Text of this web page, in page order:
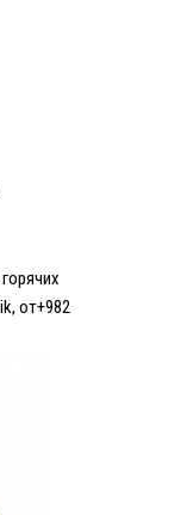
от+982